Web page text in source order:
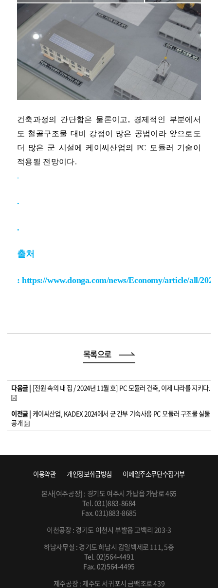
건축과정의 간단함은 물론이고, 경제적인 부분에서
도 철골구조물 대비 강점이 많은 공법이라 앞으로도
더 많은 군 시설에 케이씨산업의 PC 모듈러 기술이
적용될 전망이다.
.
.
.
출처
:https://www.donga.com/news/Economy/article/all/
목록으로
다음글 | [전원 속의 내 집 / 2024년 11월 호] PC 모듈러 건축, 이제 나라를 지키다.
이전글 | 케이씨산업, KADEX 2024에서 군 간부 기숙사용 PC 모듈러 구조물 실물
공개
이용약관 개인정보취급방침 이메일주소무단수집거부
본사[여주공장] : 경기도 여주시 가납읍 가남로 465
Tel. 031)883-8684
Fax. 031)883-8685
이천공장 : 경기도 이천시 부발읍 고백리 203-3
하남사무실 : 경기도 하남시 감일백제로 111, 5층
Tel. 02)564-4491
Fax. 02)564-4495
제주공장 : 제주도 서귀포시 금백조로 439